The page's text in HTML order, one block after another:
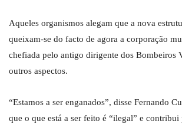
Aqueles organismos alegam que a nova
queixam-se do facto de agora a corporação
chefiada pelo antigo dirigente dos Bombeiros
outros aspectos.
“Estamos a ser enganados”, disse Fernando
que o que está a ser feito é “ilegal” e